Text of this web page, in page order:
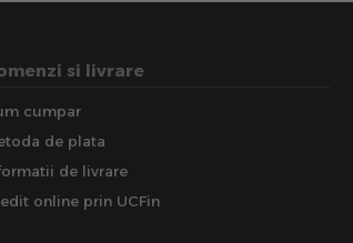
si livrare
cumpar
de plata
de livrare
online prin UCFin